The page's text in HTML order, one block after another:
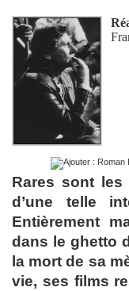
Rares sont les
d’une telle
Entièrement
dans le ghetto
la mort de sa
vie, ses films